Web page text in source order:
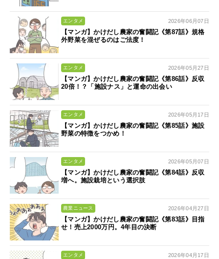
エンタメ 2026年06月07日
【マンガ】かけだし農家の奮闘記《第87話》規格
外野菜を混ぜるのはご法度！
エンタメ 2026年05月27日
【マンガ】かけだし農家の奮闘記《第86話》反収
20倍！？「施設ナス」と運命の出会い
エンタメ 2026年05月17日
【マンガ】かけだし農家の奮闘記《第85話》施設
野菜の特徴をつかめ！
エンタメ 2026年05月07日
【マンガ】かけだし農家の奮闘記《第84話》反収
増へ。施設栽培という選択肢
農業ニュース 2026年04月27日
【マンガ】かけだし農家の奮闘記《第83話》目指
せ！売上2000万円。4年目の決断
エンタメ 2026年04月17日